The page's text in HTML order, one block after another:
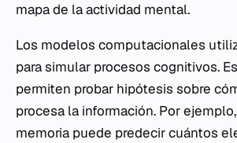
mapa de la actividad mental.
Los modelos computacionales
para simular procesos cognitivos.
permiten probar hipótesis sobre
procesa la información. Por
memoria puede predecir cuántos